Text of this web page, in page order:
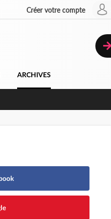
Créer votre compte
ARCHIVES